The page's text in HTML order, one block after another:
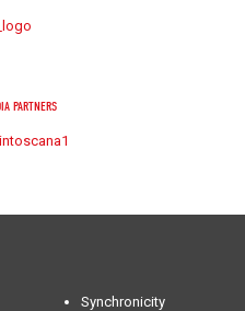
PARTNERS
Synchronicity